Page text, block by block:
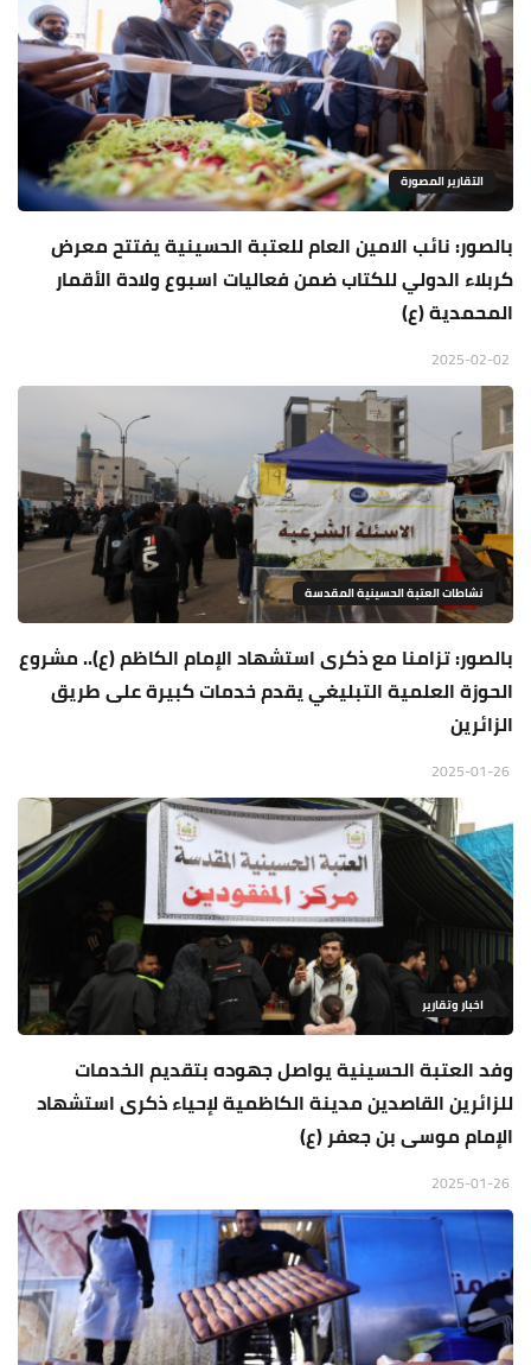
التقارير المصورة
بالصور: نائب الامين العام للعتبة الحسينية يفتتح معرض
كربلاء الدولي للكتاب ضمن فعاليات اسبوع ولادة الأقمار
المحمدية (ع)
نشاطات العتبة الحسينية المقدسة
بالصور: تزامنا مع ذكرى استشهاد الإمام الكاظم (ع).. مشروع
الحوزة العلمية التبليغي يقدم خدمات كبيرة على طريق
الزائرين
اخبار وتقارير
وفد العتبة الحسينية يواصل جهوده بتقديم الخدمات
للزائرين القاصدين مدينة الكاظمية لإحياء ذكرى استشهاد
الإمام موسى بن جعفر (ع)